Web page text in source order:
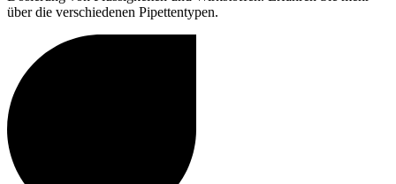
über die verschiedenen Pipettentypen.